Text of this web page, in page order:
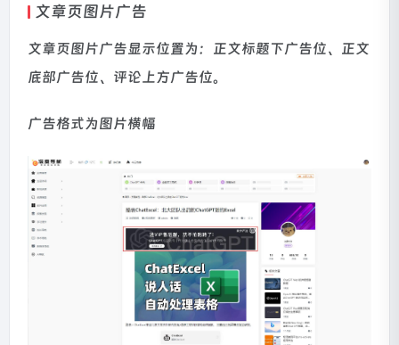
文章页图片广告
文章页图片广告显示位置为：正文标题下广告位、正文
底部广告位、评论上方广告位。
广告格式为图片横幅